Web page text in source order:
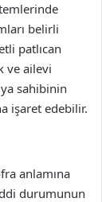
belirli
patlıcan
ve ailevi
sahibinin
işaret edebilir.
anlamına
durumunun